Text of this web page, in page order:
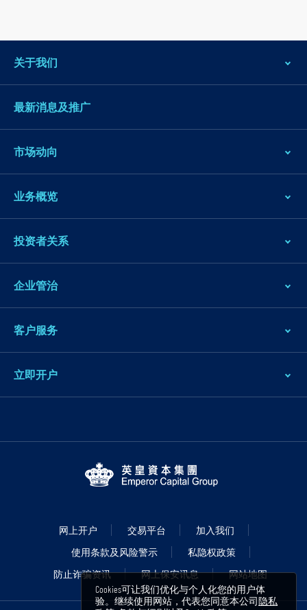
关于我们
最新消息及推广
市场动向
业务概览
投资者关系
企业管治
客户服务
立即开户
网上开户 交易平台
加入我们
使用条款及风险警示
私隐权政策
防止诈骗资讯
网上保安讯息
网站地图
Cookies可让我们优化与个人化您的用户体
验。继续使用网站，代表您同意本公司隐私